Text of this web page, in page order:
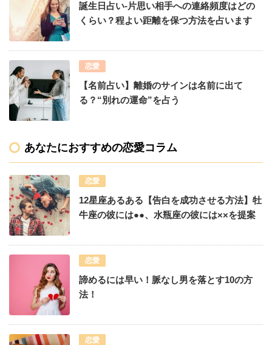
誕生日占い-片思い相手への連絡頻度はどの
くらい？程よい距離を保つ方法を占います
恋愛
【名前占い】離婚のサインは名前に出て
る？“別れの運命”を占う
あなたにおすすめの恋愛コラム
恋愛
12星座あるある【告白を成功させる方法】牡
牛座の彼には●●、水瓶座の彼には××を提案
恋愛
諦めるには早い！脈なし男を落とす10の方
法！
恋愛